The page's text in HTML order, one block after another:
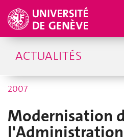
ACTUALITÉS
2007
Modernisation